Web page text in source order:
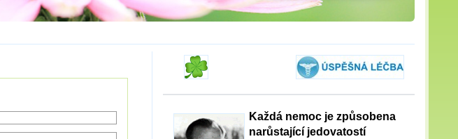
Každá nemoc je způsobena
narůstající jedovatostí